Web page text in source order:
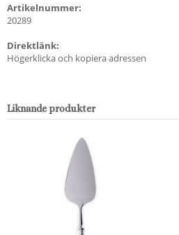
Artikelnummer:
20289
Direktlänk:
Högerklicka och kopiera adressen
Liknande produkter